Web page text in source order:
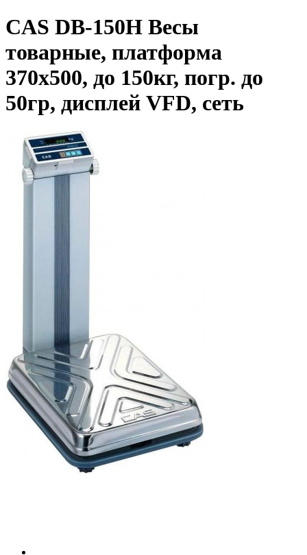
CAS DB-150H Весы
товарные, платформа
370х500, до 150кг, погр. до
50гр, дисплей VFD, сеть